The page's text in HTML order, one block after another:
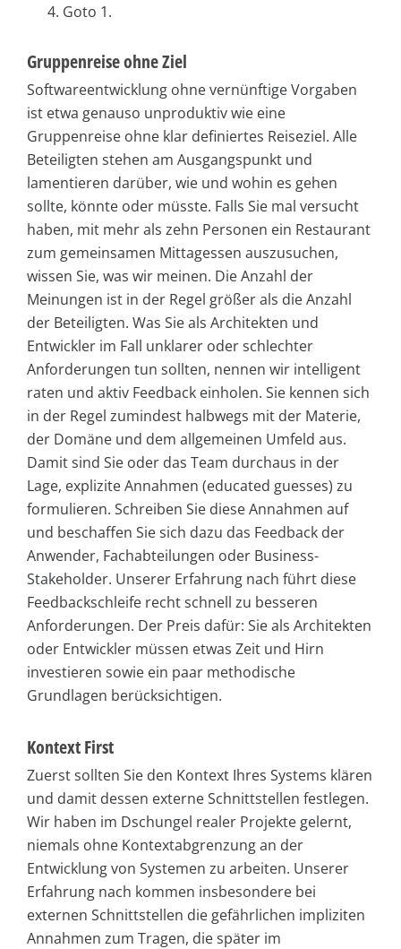
Goto 1.
Gruppenreise ohne Ziel
Softwareentwicklung ohne vernünftige Vorgaben
ist etwa genauso unproduktiv wie eine
Gruppenreise ohne klar definiertes Reiseziel. Alle
Beteiligten stehen am Ausgangspunkt und
lamentieren darüber, wie und wohin es gehen
sollte, könnte oder müsste. Falls Sie mal versucht
haben, mit mehr als zehn Personen ein Restaurant
zum gemeinsamen Mittagessen auszusuchen,
wissen Sie, was wir meinen. Die Anzahl der
Meinungen ist in der Regel größer als die Anzahl
der Beteiligten. Was Sie als Architekten und
Entwickler im Fall unklarer oder schlechter
Anforderungen tun sollten, nennen wir intelligent
raten und aktiv Feedback einholen. Sie kennen sich
in der Regel zumindest halbwegs mit der Materie,
der Domäne und dem allgemeinen Umfeld aus.
Damit sind Sie oder das Team durchaus in der
Lage, explizite Annahmen (educated guesses) zu
formulieren. Schreiben Sie diese Annahmen auf
und beschaffen Sie sich dazu das Feedback der
Anwender, Fachabteilungen oder Business-
Stakeholder. Unserer Erfahrung nach führt diese
Feedbackschleife recht schnell zu besseren
Anforderungen. Der Preis dafür: Sie als Architekten
oder Entwickler müssen etwas Zeit und Hirn
investieren sowie ein paar methodische
Grundlagen berücksichtigen.
Kontext First
Zuerst sollten Sie den Kontext Ihres Systems klären
und damit dessen externe Schnittstellen festlegen.
Wir haben im Dschungel realer Projekte gelernt,
niemals ohne Kontextabgrenzung an der
Entwicklung von Systemen zu arbeiten. Unserer
Erfahrung nach kommen insbesondere bei
externen Schnittstellen die gefährlichen impliziten
Annahmen zum Tragen, die später im